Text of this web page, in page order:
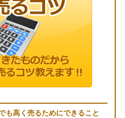
も高く売るためにできること